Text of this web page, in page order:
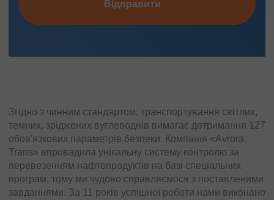
Відправити
Згідно з чинним стандартом, транспортування світлих,
темних, зріджених вуглеводнів вимагає дотримання 127
обов'язкових параметрів безпеки. Компанія «Avrora
Trans» впровадила унікальну систему контролю за
перевезенням нафтопродуктів на базі спеціальних
програм, тому ми чудово справляємося з поставленими
завданнями. За 11 років успішної роботи нами виконано